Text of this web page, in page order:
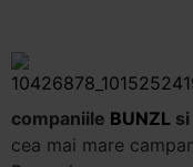
companiile BUNZL si
cea mai mare